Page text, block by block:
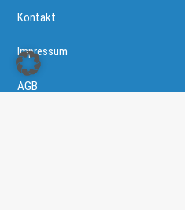
Kontakt
Impressum
AGB